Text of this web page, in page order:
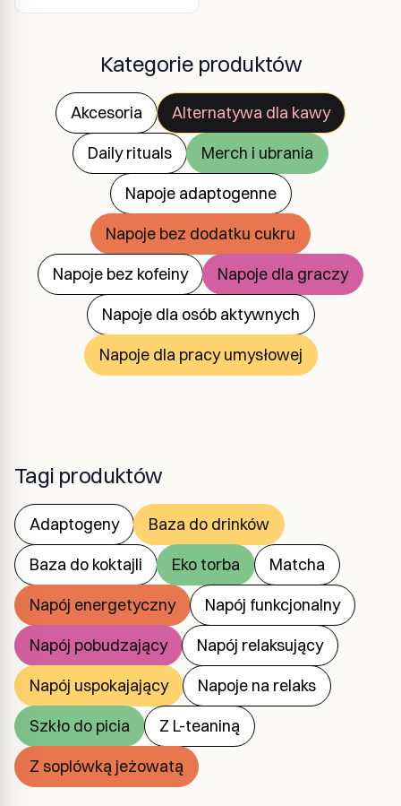
Kategorie produktów
Akcesoria
Alternatywa dla kawy
Daily rituals
Merch i ubrania
Napoje adaptogenne
Napoje bez dodatku cukru
Napoje bez kofeiny
Napoje dla graczy
Napoje dla osób aktywnych
Napoje dla pracy umysłowej
Tagi produktów
Adaptogeny
Baza do drinków
Baza do koktajli
Eko torba
Matcha
Napój energetyczny
Napój funkcjonalny
Napój pobudzający
Napój relaksujący
Napój uspokajający
Napoje na relaks
Szkło do picia
Z L-teaniną
Z soplówką jeżowatą